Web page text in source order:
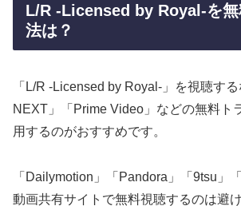
L/R -Licensed by Royal-を無
法は？
「L/R -Licensed by Royal-」を視聴す
NEXT」「Prime Video」などの無料ト
用するのがおすすめです。
「Dailymotion」「Pandora」「9tsu」
動画共有サイトで無料視聴するのは避